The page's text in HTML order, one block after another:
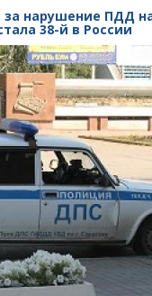
нарушение ПДД
38-й в России